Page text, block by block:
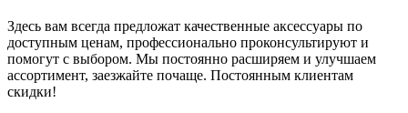
Здесь вам всегда предложат качественные аксессуары по
доступным ценам, профессионально проконсультируют и
помогут с выбором. Мы постоянно расширяем и улучшаем
ассортимент, заезжайте почаще. Постоянным клиентам
скидки!